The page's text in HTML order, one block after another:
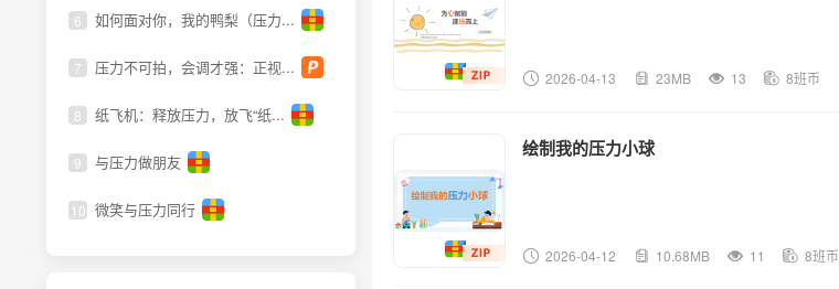
6 如何面对你，我的鸭梨（压力...
7 压力不可拍，会调才强：正视...
8 纸飞机：释放压力，放飞“纸...
9 与压力做朋友
10 微笑与压力同行
2026-04-13 23MB 13 8班币
绘制我的压力小球
2026-04-12 10.68MB 11 8班币